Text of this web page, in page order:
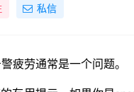
私信
疲劳通常是一个问题。